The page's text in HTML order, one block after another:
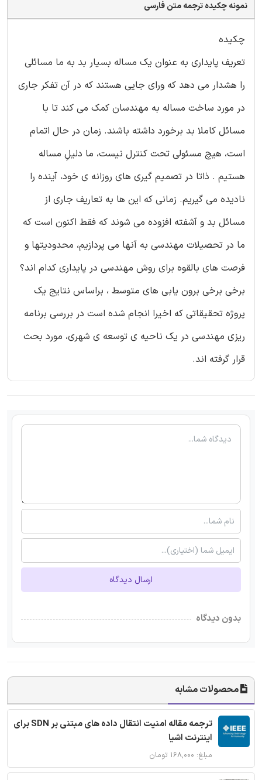
نمونه چکیده ترجمه متن فارسی
چکیده
تعریف پایداری به عنوان یک مساله بسیار بد به ما مسائلی
را هشدار می دهد که ورای جایی هستند که در آن تفکر جاری
در مورد ساخت مساله به مهندسان کمک می کند تا با
مسائل کاملا بد برخورد داشته باشند. زمان در حال اتمام
است، هیچ مسئولی تحت کنترل نیست، ما دلیلِ مساله
هستیم . ذاتا در تصمیم گیری های روزانه ی خود، آینده را
نادیده می گیریم. زمانی که این ها به تعاریف جاری از
مسائل بد و آشفته افزوده می شوند که فقط اکنون است که
ما در تحصیلات مهندسی به آنها می پردازیم، محدودیتها و
فرصت های بالقوه برای روش مهندسی در پایداری کدام اند؟
برخی برخی برون یابی های متوسط ، براساس نتایج یک
پروژه تحقیقاتی که اخیرا انجام شده است در بررسی برنامه
ریزی مهندسی در یک ناحیه ی توسعه ی شهری، مورد بحث
قرار گرفته اند.
ارسال دیدگاه
بدون دیدگاه
محصولات مشابه
ترجمه مقاله امنیت انتقال داده های مبتنی بر SDN برای
اینترنت اشیا
مبلغ: ۱۶۸,۰۰۰ تومان